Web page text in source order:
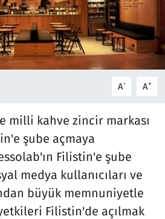
A- A+
milli kahve zincir markası
şube açmaya
Filistin'e şube
medya kullanıcıları ve
büyük memnuniyetle
Filistin'de açılmak